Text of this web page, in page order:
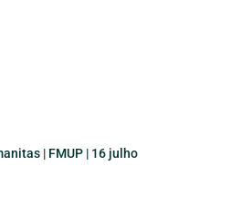
| FMUP | 16 julho